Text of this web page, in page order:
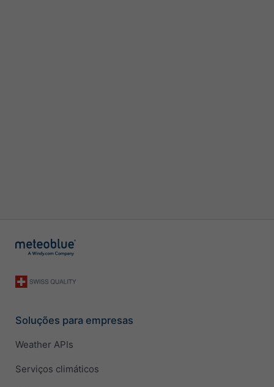
Soluções para empresas
Weather APIs
Serviços climáticos